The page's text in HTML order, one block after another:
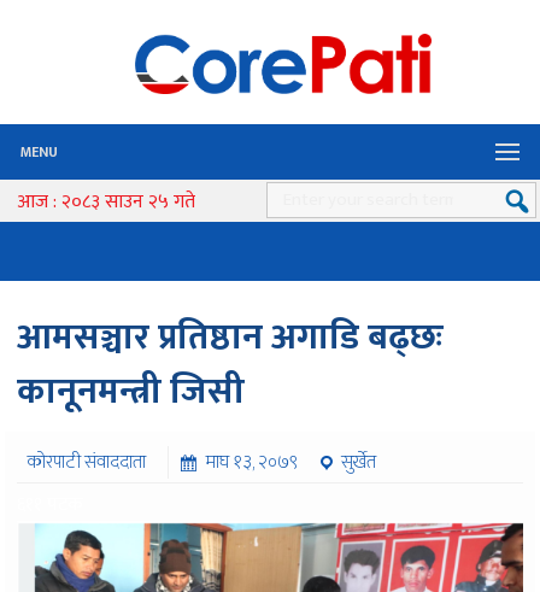
MENU
आज : २०८३ साउन २५ गते
आमसञ्चार प्रतिष्ठान अगाडि बढ्छः
कानूनमन्त्री जिसी
कोरपाटी संवाददाता माघ १३, २०७९
सुर्खेत